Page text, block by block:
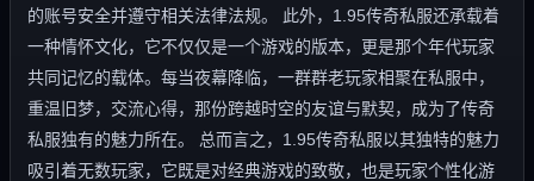
的账号安全并遵守相关法律法规。 此外，1.95传奇私服还承载着
一种情怀文化，它不仅仅是一个游戏的版本，更是那个年代玩家
共同记忆的载体。每当夜幕降临，一群群老玩家相聚在私服中，
重温旧梦，交流心得，那份跨越时空的友谊与默契，成为了传奇
私服独有的魅力所在。 总而言之，1.95传奇私服以其独特的魅力
吸引着无数玩家，它既是对经典游戏的致敬，也是玩家个性化游